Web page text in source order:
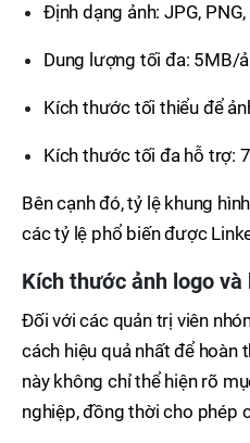
Định dạng ảnh: JPG,
Dung lượng tối đa: 5MB/
Kích thước tối thiểu để
Kích thước tối đa hỗ trợ:
Bên cạnh đó, tỷ lệ khung
các tỷ lệ phổ biến được
Kích thước ảnh logo
Đối với các quản trị viên
cách hiệu quả nhất để hoàn
này không chỉ thể hiện rõ
nghiệp, đồng thời cho phép